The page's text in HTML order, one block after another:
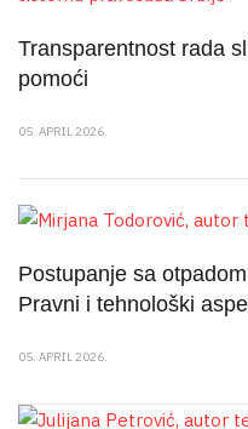
Transparentnost rada
pomoći
05. APRIL 2026.
Postupanje sa
Pravni i tehnološki
05. APRIL 2026.